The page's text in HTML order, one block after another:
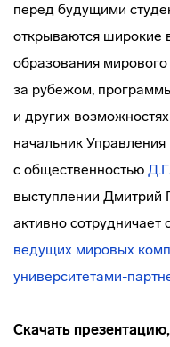
перед будущими
открываются широкие
образования
за рубежом,
и других
начальник
с общественностью
выступлении Дмитрий
активно сотрудничает
ведущих мировых
университетами-
Скачать